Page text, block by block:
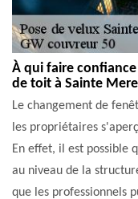
À qui faire
de toit à Sainte
Le changement de
les propriétaires
En effet, il est possible
au niveau de la
que les professionnels